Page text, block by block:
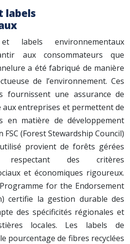
labels
labels environnementaux
aux consommateurs que
a été fabriqué de manière
de l’environnement. Ces
fournissent une assurance de
entreprises et permettent de
en matière de développement
(Forest Stewardship Council)
provient de forêts gérées
respectant des critères
et économiques rigoureux.
for the Endorsement
certifie la gestion durable des
des spécificités régionales et
locales. Les labels de
pourcentage de fibres recyclées